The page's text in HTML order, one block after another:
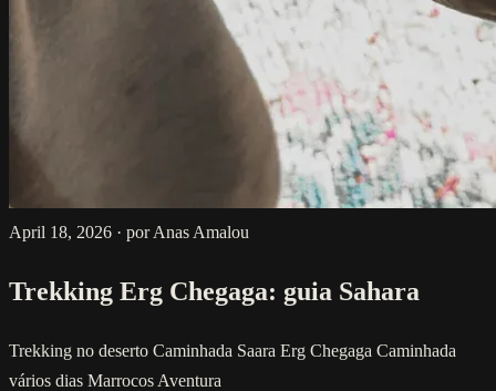
April 18, 2026 · por Anas Amalou
Trekking Erg Chegaga: guia Sahara
Trekking no deserto Caminhada Saara Erg Chegaga Caminhada
vários dias Marrocos Aventura